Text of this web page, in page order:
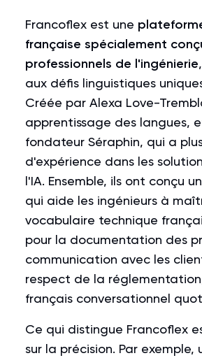
Francoflex est une
française spécialement
professionnels de l'ingénierie
aux défis linguistiques
Créée par Alexa Love-
apprentissage des langues,
fondateur Séraphin, qui a
d'expérience dans les
l'IA. Ensemble, ils ont conçu
qui aide les ingénieurs à
vocabulaire technique
pour la documentation des
communication avec les
respect de la
français conversationnel
Ce qui distingue Francoflex
sur la précision. Par exemple,